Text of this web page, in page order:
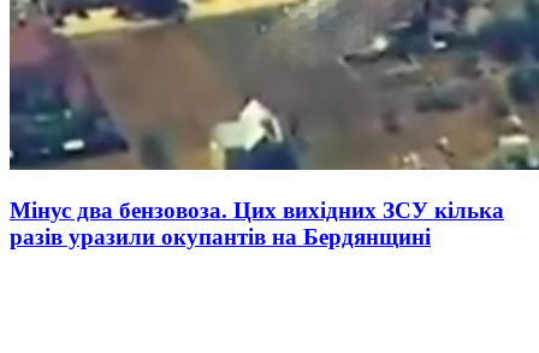
Мінус два бензовоза. Цих вихідних ЗСУ кілька
разів уразили окупантів на Бердянщині